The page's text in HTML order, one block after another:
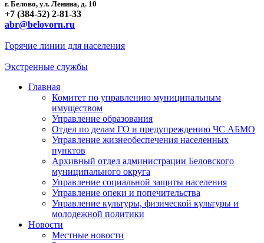
г. Белово, ул. Ленина, д. 10
+7 (384-52) 2-81-33
abr@belovorn.ru
Горячие линии для населения
Экстренные службы
Главная
Комитет по управлению муниципальным
имуществом
Управление образования
Отдел по делам ГО и предупреждению ЧС АБМО
Управление жизнеобеспечения населенных
пунктов
Архивный отдел администрации Беловского
муниципального округа
Управление социальной защиты населения
Управление опеки и попечительства
Управление культуры, физической культуры и
молодежной политики
Новости
Местные новости